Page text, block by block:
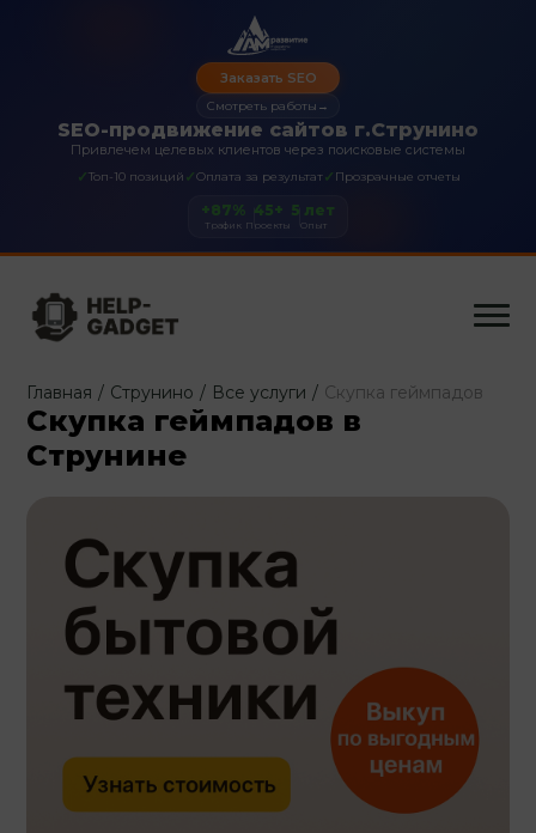
SEO-продвижение сайтов г.Струнино
Привлечем целевых клиентов через поисковые системы
✓Топ-10 позиций ✓Оплата за результат✓ Прозрачные отчеты
Заказать SEO
Смотреть работы →
+87%
Трафик
45+
Проекты
5 лет
Опыт
Главная / Струнино / Все услуги / Скупка геймпадов
Скупка геймпадов в
Струнине